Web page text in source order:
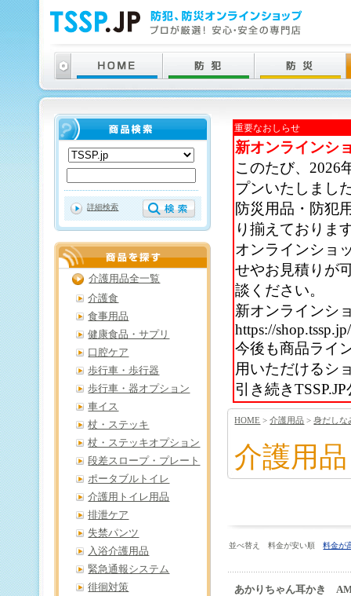
重要なおしらせ
新オンラインシ
このたび、2026
プンいたしまし
防災用品・防犯
り揃えておりま
オンラインショ
せやお見積りが
談ください。
新オンラインシ
https://shop.tssp.jp/
今後も商品ライ
用いただけるシ
引き続き
HOME >介護用品 >身だしな
介護用品
並べ替え 料金が安い順料金が
あかりちゃん耳かき
詳細検索
介護用品全一覧
介護食
食事用品
健康食品・サプリ
口腔ケア
歩行車・歩行器
歩行車・器オプション
車イス
杖・ステッキ
杖・ステッキオプション
段差スロープ・プレート
ポータブルトイレ
介護用トイレ用品
排泄ケア
失禁パンツ
入浴介護用品
緊急通報システム
徘徊対策